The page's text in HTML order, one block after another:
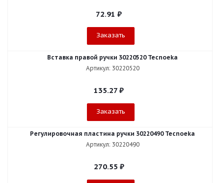
72.91 ₽
Заказать
Вставка правой ручки 30220520 Tecnoeka
Артикул: 30220520
135.27 ₽
Заказать
Регулировочная пластина ручки 30220490 Tecnoeka
Артикул: 30220490
270.55 ₽